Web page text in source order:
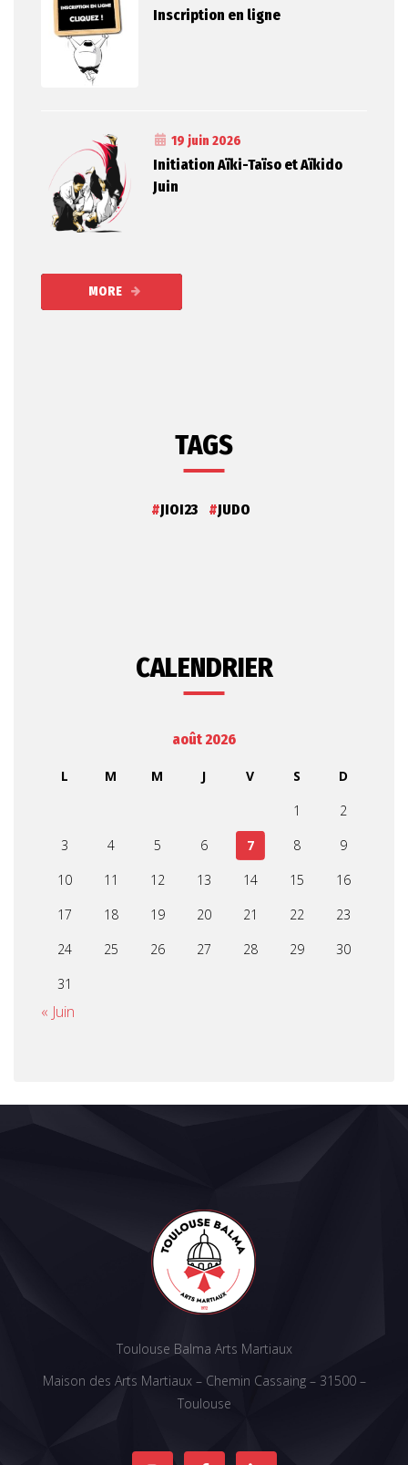
Inscription en ligne
19 juin 2026
Initiation Aïki-Taïso et Aïkido
Juin
MORE
TAGS
JIOI23 JUDO
CALENDRIER
août 2026
L M M J V S
D
1
2
3
4 5 6 7 8
9
10
11 12 13 14 15
16
17
18 19 20 21 22
23
24
25 26 27 28 29
30
31
« Juin
Toulouse Balma Arts Martiaux
Maison des Arts Martiaux – Chemin Cassaing – 31500 –
Toulouse